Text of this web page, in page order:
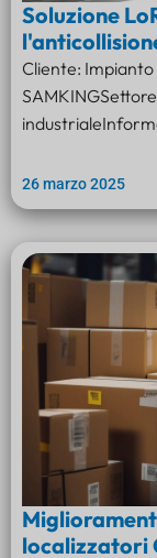
Soluzione
Cliente:
26 marzo 2025
localizzatori